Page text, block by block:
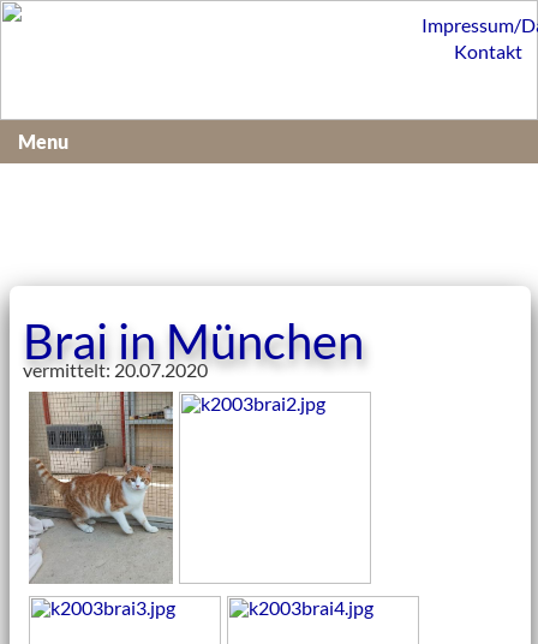
Brai in München
vermittelt: 20.07.2020
Impressum/
Kontakt
Menu